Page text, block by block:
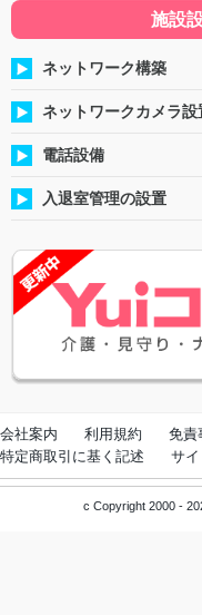
施設
ネットワーク構築
ネットワークカメラ設
電話設備
入退室管理の設置
会社案内 利用規約 免責
特定商取引に基く記述
サ
c Copyright 2000 -